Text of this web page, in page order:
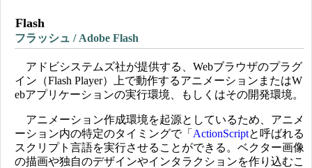
Flash
フラッシュ / Adobe Flash
アドビシステムズ社が提供する、Webブラウザのプラグ
イン（Flash Player）上で動作するアニメーションまたはW
ebアプリケーションの実行環境、もしくはその開発環境。
アニメーション作成環境を起源としているため、アニメ
ーション内の特定のタイミングで「 ActionScriptと呼ばれる
スクリプト言語を実行させることができる。ベクター画像
の描画や独自のデザインやインタラクションを作り込むこ